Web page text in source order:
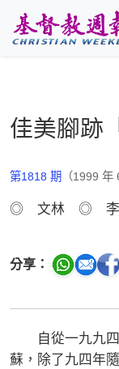
佳美腳跡
第1818 期 （1999 年
◎ 文林 ◎ 李
分享：
自從一九九四
蘇，除了九四年